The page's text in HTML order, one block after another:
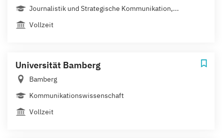
Journalistik und Strategische Kommunikation,...
Vollzeit
Universität Bamberg
Bamberg
Kommunikationswissenschaft
Vollzeit